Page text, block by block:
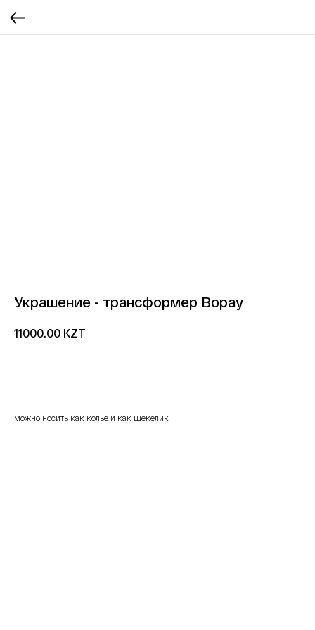
Украшение - трансформер Bopay
11000.00 KZT
можно носить как колье и как шекелик